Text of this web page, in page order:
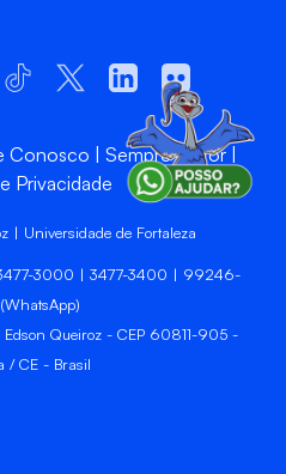
Conosco
Sempre Unifor
Privacidade
| Universidade de Fortaleza
3477-3000 | 3477-3400 | 99246-
Edson Queiroz - CEP 60811-905 -
/ CE - Brasil